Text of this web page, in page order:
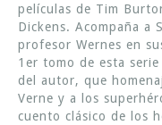
películas de Tim
Dickens. Acompaña a
profesor Wernes en
1er tomo de esta
del autor, que
Verne y a los
cuento clásico de los